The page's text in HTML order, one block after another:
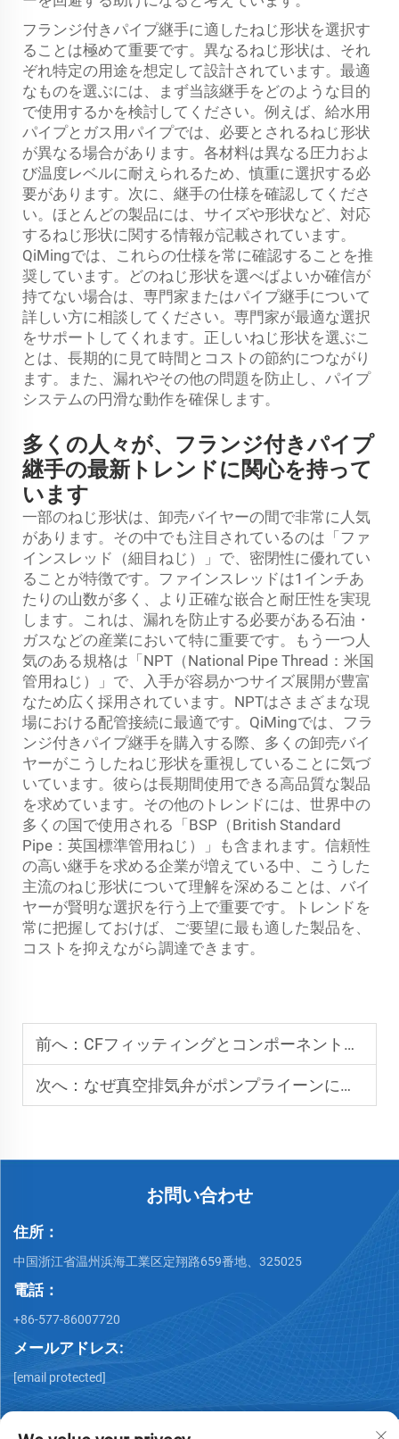
フランジ付きパイプ継手に適したねじ形状を選択す
ることは極めて重要です。異なるねじ形状は、それ
ぞれ特定の用途を想定して設計されています。最適
なものを選ぶには、まず当該継手をどのような目的
で使用するかを検討してください。例えば、給水用
パイプとガス用パイプでは、必要とされるねじ形状
が異なる場合があります。各材料は異なる圧力およ
び温度レベルに耐えられるため、慎重に選択する必
要があります。次に、継手の仕様を確認してくださ
い。ほとんどの製品には、サイズや形状など、対応
するねじ形状に関する情報が記載されています。
QiMingでは、これらの仕様を常に確認することを推
奨しています。どのねじ形状を選べばよいか確信が
持てない場合は、専門家またはパイプ継手について
詳しい方に相談してください。専門家が最適な選択
をサポートしてくれます。正しいねじ形状を選ぶこ
とは、長期的に見て時間とコストの節約につながり
ます。また、漏れやその他の問題を防止し、パイプ
システムの円滑な動作を確保します。
多くの人々が、フランジ付きパイプ
継手の最新トレンドに関心を持って
います
一部のねじ形状は、卸売バイヤーの間で非常に人気
があります。その中でも注目されているのは「ファ
インスレッド（細目ねじ）」で、密閉性に優れてい
ることが特徴です。ファインスレッドは1インチあ
たりの山数が多く、より正確な嵌合と耐圧性を実現
します。これは、漏れを防止する必要がある石油・
ガスなどの産業において特に重要です。もう一つ人
気のある規格は「NPT（National Pipe Thread：米国
管用ねじ）」で、入手が容易かつサイズ展開が豊富
なため広く採用されています。NPTはさまざまな現
場における配管接続に最適です。QiMingでは、フラ
ンジ付きパイプ継手を購入する際、多くの卸売バイ
ヤーがこうしたねじ形状を重視していることに気づ
いています。彼らは長期間使用できる高品質な製品
を求めています。その他のトレンドには、世界中の
多くの国で使用される「BSP（British Standard
Pipe：英国標準管用ねじ）」も含まれます。信頼性
の高い継手を求める企業が増えている中、こうした
主流のねじ形状について理解を深めることは、バイ
ヤーが賢明な選択を行う上で重要です。トレンドを
常に把握しておけば、ご要望に最も適した製品を、
コストを抑えながら調達できます。
前へ： CFフィッティングとコンポーネントの互換性を決定するもの
次へ： なぜ真空排気弁がポンプライーンに統合されているのか？
お問い合わせ
住所：
中国浙江省温州浜海工業区定翔路659番地、325025
電話：
+86-577-86007720
メールアドレス:
[email protected]